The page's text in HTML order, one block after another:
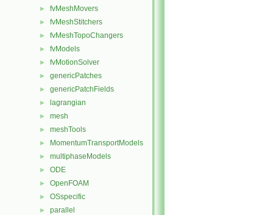
► fvMeshMovers
► fvMeshStitchers
► fvMeshTopoChangers
► fvModels
► fvMotionSolver
► genericPatches
► genericPatchFields
► lagrangian
► mesh
► meshTools
► MomentumTransportModels
► multiphaseModels
► ODE
► OpenFOAM
► OSspecific
► parallel